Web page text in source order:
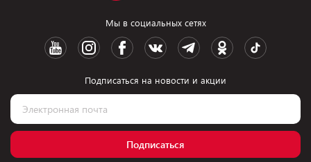
Мы в социальных сетях
Подписаться на новости и акции
Подписаться